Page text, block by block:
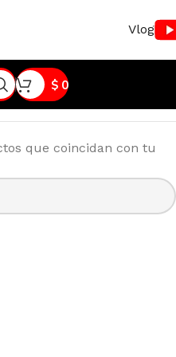
Vlog
$0
que coincidan con tu